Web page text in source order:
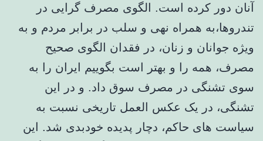
آنان دور کرده است. الگوی مصرف گرایی در
تندروها،به همراه نهی و سلب در برابر مردم و به
ویژه جوانان و زنان، در فقدان الگوی صحیح
مصرف، همه را و بهتر است بگوییم ایران را به
سوی تشنگی در مصرف سوق داد. و در این
تشنگی، در یک عکس العمل تاریخی نسبت به
سیاست های حاکم، دچار پدیده خودبدی شد. این